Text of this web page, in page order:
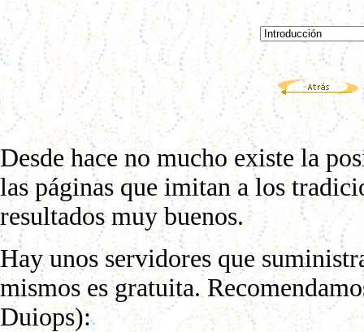
Desde hace no mucho existe la
las páginas que imitan a los
resultados muy buenos.
Hay unos servidores que
mismos es gratuita.
Duiops):